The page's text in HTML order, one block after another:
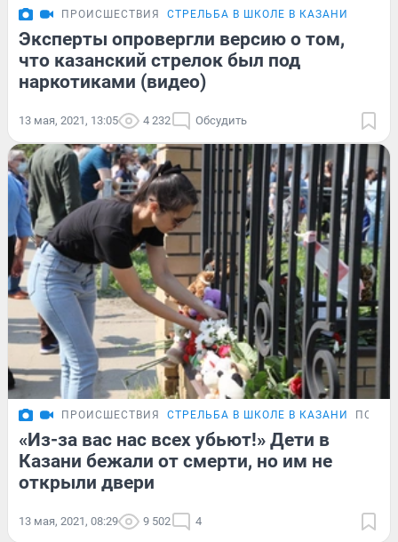
ПРОИСШЕСТВИЯ СТРЕЛЬБА В ШКОЛЕ В КАЗАНИ
Эксперты опровергли версию о том,
что казанский стрелок был под
наркотиками (видео)
13 мая, 2021, 13:05 4 232 Обсудить
ПРОИСШЕСТВИЯ СТРЕЛЬБА В ШКОЛЕ В КАЗАНИ
«Из-за вас нас всех убьют!» Дети в
Казани бежали от смерти, но им не
открыли двери
13 мая, 2021, 08:29 9 502 4